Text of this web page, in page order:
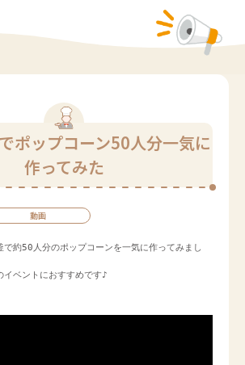
ポップコーン50人分一気に
作ってみた
動画
で約50人分のポップコーンを一気に作ってみまし
イベントにおすすめです♪